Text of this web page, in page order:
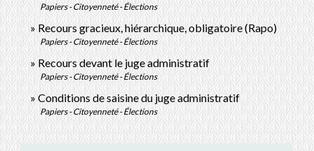
Papiers - Citoyenneté - Élections
Recours gracieux, hiérarchique, obligatoire (Rapo)
Papiers - Citoyenneté - Élections
Recours devant le juge administratif
Papiers - Citoyenneté - Élections
Conditions de saisine du juge administratif
Papiers - Citoyenneté - Élections